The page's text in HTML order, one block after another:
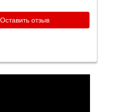
Оставить отзыв